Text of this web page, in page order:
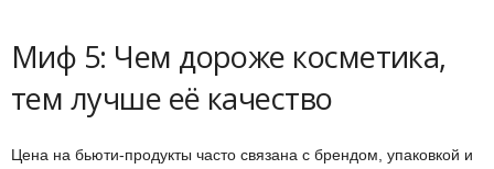
Миф 5: Чем дороже косметика,
тем лучше её качество
Цена на бьюти-продукты часто связана с брендом, упаковкой и